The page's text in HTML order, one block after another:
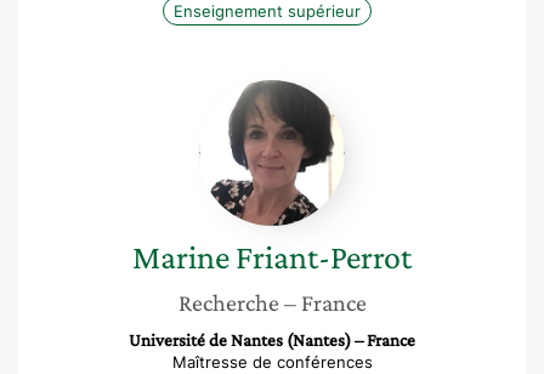
Enseignement supérieur
Marine
Friant-
Perrot
MarineFriant-Perrot
Recherche – France
Université de Nantes (Nantes) – France
Maîtresse de conférences